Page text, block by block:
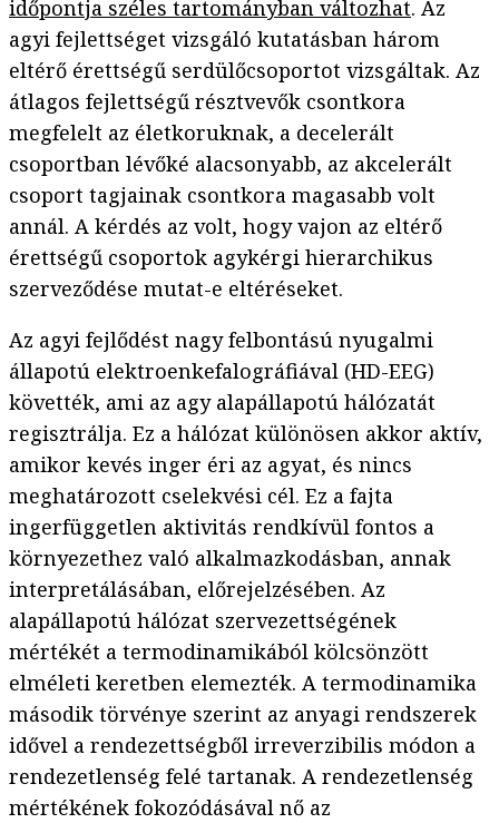
időpontja széles tartományban változhat. Az
agyi fejlettséget vizsgáló kutatásban három
eltérő érettségű serdülőcsoportot vizsgáltak. Az
átlagos fejlettségű résztvevők csontkora
megfelelt az életkoruknak, a decelerált
csoportban lévőké alacsonyabb, az akcelerált
csoport tagjainak csontkora magasabb volt
annál. A kérdés az volt, hogy vajon az eltérő
érettségű csoportok agykérgi hierarchikus
szerveződése mutat-e eltéréseket.
Az agyi fejlődést nagy felbontású nyugalmi
állapotú elektroenkefalográfiával (HD-EEG)
követték, ami az agy alapállapotú hálózatát
regisztrálja. Ez a hálózat különösen akkor aktív,
amikor kevés inger éri az agyat, és nincs
meghatározott cselekvési cél. Ez a fajta
ingerfüggetlen aktivitás rendkívül fontos a
környezethez való alkalmazkodásban, annak
interpretálásában, előrejelzésében. Az
alapállapotú hálózat szervezettségének
mértékét a termodinamikából kölcsönzött
elméleti keretben elemezték. A termodinamika
második törvénye szerint az anyagi rendszerek
idővel a rendezettségből irreverzibilis módon a
rendezetlenség felé tartanak. A rendezetlenség
mértékének fokozódásával nő az